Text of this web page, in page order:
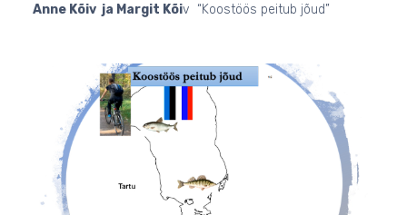
Anne Kõiv ja Margit Kõiv “Koostöös peitub jõud”